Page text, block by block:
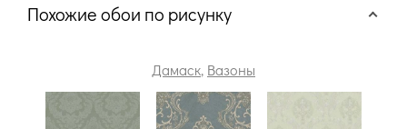
Похожие обои по рисунку
Дамаск, Вазоны